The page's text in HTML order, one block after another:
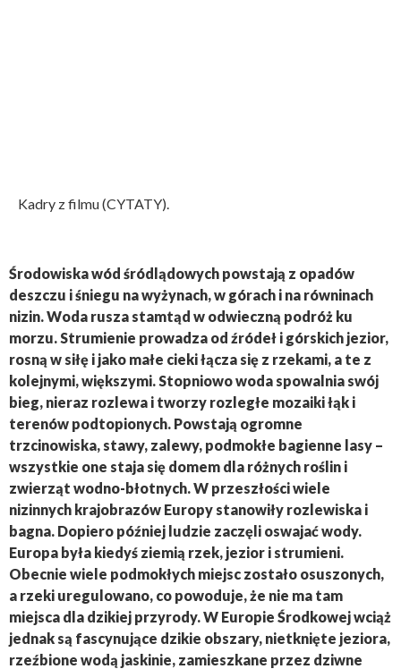
Kadry z filmu (CYTATY).
Środowiska wód śródlądowych powstają z opadów
deszczu i śniegu na wyżynach, w górach i na równinach
nizin. Woda rusza stamtąd w odwieczną podróż ku
morzu. Strumienie prowadza od źródeł i górskich jezior,
rosną w siłę i jako małe cieki łącza się z rzekami, a te z
kolejnymi, większymi. Stopniowo woda spowalnia swój
bieg, nieraz rozlewa i tworzy rozległe mozaiki łąk i
terenów podtopionych. Powstają ogromne
trzcinowiska, stawy, zalewy, podmokłe bagienne lasy –
wszystkie one staja się domem dla różnych roślin i
zwierząt wodno-błotnych. W przeszłości wiele
nizinnych krajobrazów Europy stanowiły rozlewiska i
bagna. Dopiero później ludzie zaczęli oswajać wody.
Europa była kiedyś ziemią rzek, jezior i strumieni.
Obecnie wiele podmokłych miejsc zostało osuszonych,
a rzeki uregulowano, co powoduje, że nie ma tam
miejsca dla dzikiej przyrody. W Europie Środkowej wciąż
jednak są fascynujące dzikie obszary, nietknięte jeziora,
rzeźbione wodą jaskinie, zamieszkane przez dziwne